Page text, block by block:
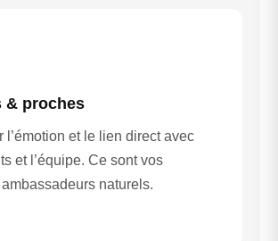
& proches
l’émotion et le lien direct avec
et l’équipe. Ce sont vos
naturels.